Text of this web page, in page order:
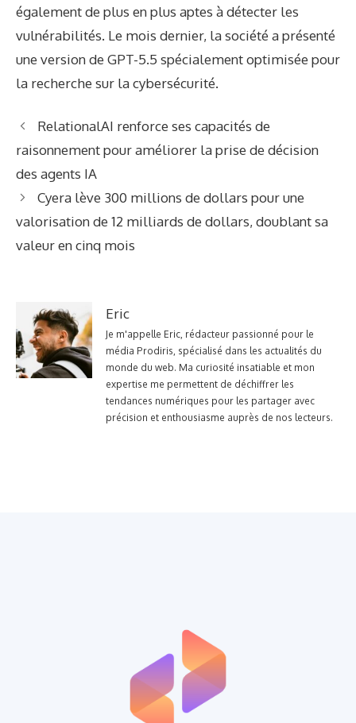
également de plus en plus aptes à détecter les
vulnérabilités. Le mois dernier, la société a présenté
une version de GPT-5.5 spécialement optimisée pour
la recherche sur la cybersécurité.
RelationalAI renforce ses capacités de
raisonnement pour améliorer la prise de décision
des agents IA
Cyera lève 300 millions de dollars pour une
valorisation de 12 milliards de dollars, doublant sa
valeur en cinq mois
Eric
Je m'appelle Eric, rédacteur passionné pour le
média Prodiris, spécialisé dans les actualités du
monde du web. Ma curiosité insatiable et mon
expertise me permettent de déchiffrer les
tendances numériques pour les partager avec
précision et enthousiasme auprès de nos lecteurs.